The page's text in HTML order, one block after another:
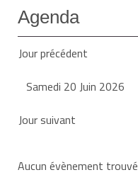
Agenda
Jour précédent
Samedi 20 Juin 2026
Jour suivant
Aucun évènement trouvé